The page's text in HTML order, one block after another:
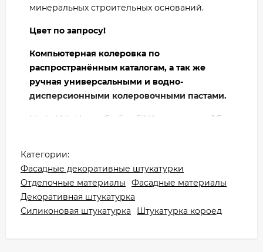
минеральных строительных оснований.
Цвет по запросу!
Компьютерная колеровка по
распространённым каталогам, а так же
ручная универсальными и водно-
дисперсионными колеровочными пастами.
Litokol Litotherm Grafica Sil Короед зерно 1,5
Высококачественное декоративно-защитное
финишное покрытие на основе силиконовых
полимеров и минеральных наполнителей с
точно подобранными размерами фракций, с
Категории:
Фасадные декоративные штукатурки
Отделочные материалы
Фасадные материалы
Декоративная штукатурка
Силиконовая штукатурка
Штукатурка короед